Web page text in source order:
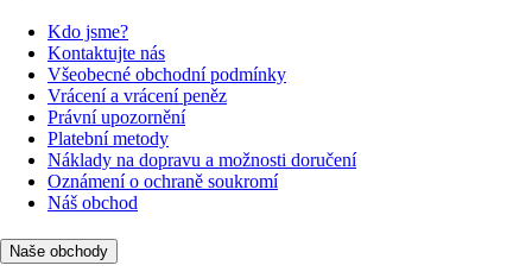
Kdo jsme?
Kontaktujte nás
Všeobecné obchodní podmínky
Vrácení a vrácení peněz
Právní upozornění
Platební metody
Náklady na dopravu a možnosti doručení
Oznámení o ochraně soukromí
Náš obchod
Naše obchody